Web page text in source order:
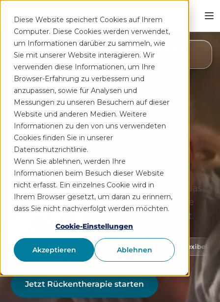
Diese Website speichert Cookies auf Ihrem
Computer. Diese Cookies werden verwendet,
um Informationen darüber zu sammeln, wie
Sie mit unserer Website interagieren. Wir
verwenden diese Informationen, um Ihre
Browser-Erfahrung zu verbessern und
anzupassen, sowie für Analysen und
Messungen zu unseren Besuchern auf dieser
Website und anderen Medien. Weitere
Informationen zu den von uns verwendeten
Cookies finden Sie in unserer
Datenschutzrichtlinie.
Wenn Sie ablehnen, werden Ihre
Informationen beim Besuch dieser Website
nicht erfasst. Ein einzelnes Cookie wird in
Ihrem Browser gesetzt, um daran zu erinnern,
dass Sie nicht nachverfolgt werden möchten.
Cookie-Einstellungen
Akzeptieren Ablehnen
Deine App auf Rezept
bei Rücken­schmerzen
Therapeutisches Training für zu Hause, das
sich flexibel deinem Alltag anpasst. Ohne
lange Wartezeiten, kostenfrei auf Rezept.
100% Kostenübernahme Zeitlich flexibel nutzbar
Jetzt Rückentherapie starten